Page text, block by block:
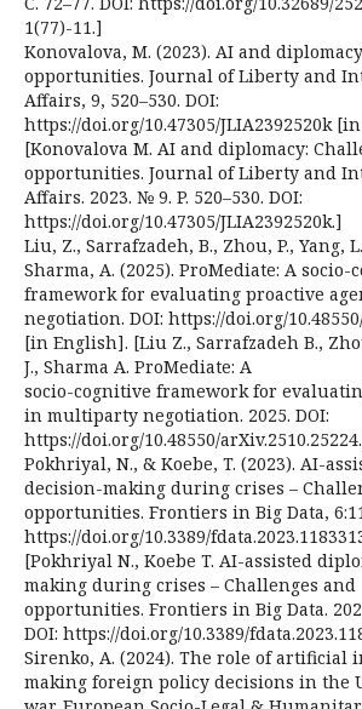
1(77)-11.]
Konovalova, M. (2023). AI and
opportunities. Journal of Liberty and
Affairs, 9, 520–530. DOI:
https://doi.org/10.47305/JLIA2392520k
[Konovalova M. AI and diplomacy:
opportunities. Journal of Liberty and
Affairs. 2023. № 9. P. 520–530. DOI:
https://doi.org/10.47305/JLIA2392520k.]
Liu, Z., Sarrafzadeh, B., Zhou, P., Yang,
Sharma, A. (2025). ProMediate: A socio-
framework for evaluating proactive
negotiation. DOI: https://doi.org/
[in English]. [Liu Z., Sarrafzadeh B.,
J., Sharma A. ProMediate: A
socio-cognitive framework for
in multiparty negotiation. 2025. DOI:
https://doi.org/10.48550/
Pokhriyal, N., & Koebe, T. (2023). AI-
decision-making during crises –
opportunities. Frontiers in Big Data,
https://doi.org/10.3389/
[Pokhriyal N., Koebe T. AI-assisted
making during crises – Challenges and
opportunities. Frontiers in Big Data.
DOI: https://doi.org/10.3389/
Sirenko, A. (2024). The role of artificial
making foreign policy decisions in the